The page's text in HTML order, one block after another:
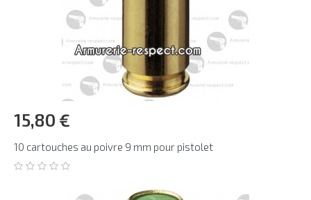
15,80 €
10 cartouches au poivre 9 mm pour pistolet